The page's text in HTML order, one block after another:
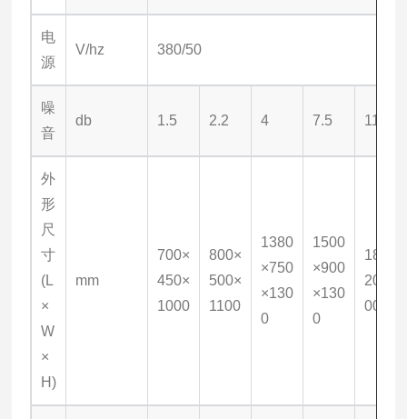
电
源
V/hz 380/50
噪
音
db 1.5 2.2 4 7.5 11
外
形
尺
寸
(L
×
W
×
H)
mm
700×
450×
1000
800×
500×
1100
1380
×750
×130
0
1500
×900
×130
0
00